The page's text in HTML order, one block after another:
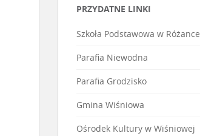
PRZYDATNE LINKI
Szkoła Podstawowa w Różance
Parafia Niewodna
Parafia Grodzisko
Gmina Wiśniowa
Ośrodek Kultury w Wiśniowej